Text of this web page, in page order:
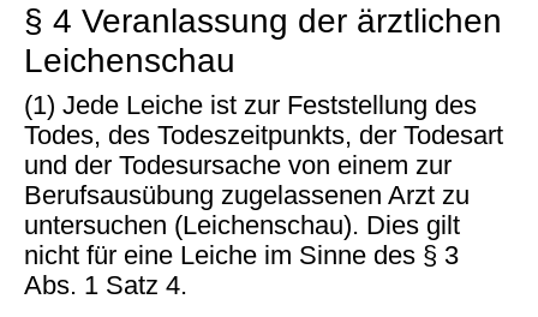
§ 4 Veranlassung der ärztlichen
Leichenschau
(1) Jede Leiche ist zur Feststellung des
Todes, des Todeszeitpunkts, der Todesart
und der Todesursache von einem zur
Berufsausübung zugelassenen Arzt zu
untersuchen (Leichenschau). Dies gilt
nicht für eine Leiche im Sinne des § 3
Abs. 1 Satz 4.